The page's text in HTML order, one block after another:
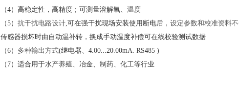
（4） 高稳定性，高精度 ； 可测量溶解氧、温度
（5） 抗干扰电路设计,可在强干扰现场安装使用断电后 ， 设定参数和校准资料
传感器损坏时由自动温补转 ， 换成手动温度补偿可在线校验测试数据
（6） 多种输出方式(继电器、4.00...20.00mA. RS485 )
（ 7） 适合用于水产养殖、冶金、制药、化工等行业